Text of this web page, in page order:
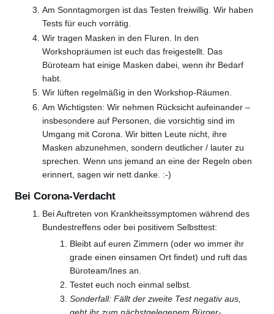
Am Sonntagmorgen ist das Testen freiwillig. Wir haben
Tests für euch vorrätig.
Wir tragen Masken in den Fluren. In den
Workshopräumen ist euch das freigestellt. Das
Büroteam hat einige Masken dabei, wenn ihr Bedarf
habt.
Wir lüften regelmäßig in den Workshop-Räumen.
Am Wichtigsten: Wir nehmen Rücksicht aufeinander –
insbesondere auf Personen, die vorsichtig sind im
Umgang mit Corona. Wir bitten Leute nicht, ihre
Masken abzunehmen, sondern deutlicher / lauter zu
sprechen. Wenn uns jemand an eine der Regeln oben
erinnert, sagen wir nett danke. :-)
Bei Corona-Verdacht
Bei Auftreten von Krankheitssymptomen während des
Bundestreffens oder bei positivem Selbsttest:
Bleibt auf euren Zimmern (oder wo immer ihr
grade einen einsamen Ort findet) und ruft das
Büroteam/Ines an.
Testet euch noch einmal selbst.
Sonderfall: Fällt der zweite Test negativ aus,